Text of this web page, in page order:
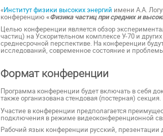
«Институт физики высоких энергий имени А.А.
конференцию«Физика частиц при средних и
Целью конференции является обзор
частиц) на Ускорительном комплексе У-70 и
среднесрочной перспективе. На конференции
исследований, современное состояние и
Формат конференции
Программа конференции будет включать в себя
также организована стендовая (постерная) секция.
Участие в конференции предполагается
подключения в режиме видеоконференционной
Рабочий язык конференции русский,